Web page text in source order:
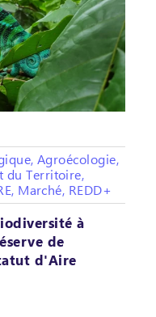
Agroécologie,
du Territoire,
Marché, REDD+
à
de
d'Aire